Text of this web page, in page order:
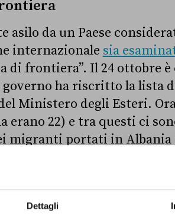
Dettagli
da un Paese
internazionale sia
di frontiera”. Il 24 ottobre
ha riscritto la lista
Ministero degli Esteri.
erano 22) e tra questi ci
migranti portati in Albania
accelerata di
o
con cui